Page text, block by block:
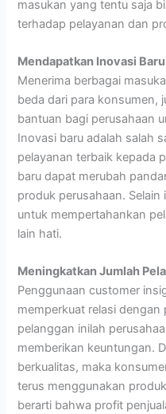
masukan yang tentu saja
terhadap pelayanan dan
Mendapatkan Inovasi Baru
Menerima berbagai
beda dari para konsumen,
bantuan bagi perusahaan
Inovasi baru adalah salah
pelayanan terbaik kepada
baru dapat merubah
produk perusahaan.
untuk mempertahankan
lain hati.
Meningkatkan Jumlah
Penggunaan customer
memperkuat relasi dengan
pelanggan inilah
memberikan keuntungan.
berkualitas, maka
terus menggunakan
berarti bahwa profit